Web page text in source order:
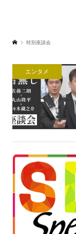
特別座談会
エンタメ